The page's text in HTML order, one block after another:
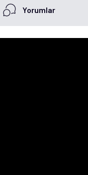
Yorumlar